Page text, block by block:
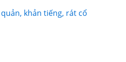
khản tiếng, rát cổ